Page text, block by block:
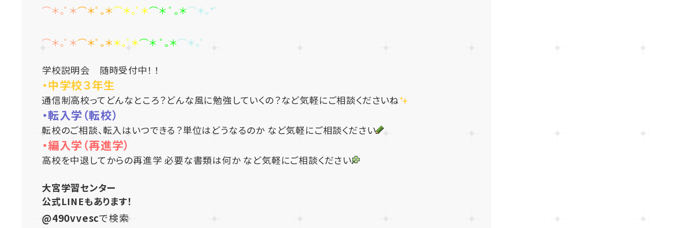
⌒＊｡ﾟ＊⌒＊ﾟ｡＊⌒＊｡ﾟ＊⌒＊ ﾟ｡＊⌒＊｡*ﾟ
⌒＊｡ﾟ＊⌒＊ﾟ｡＊＊｡ﾟ＊⌒＊ ﾟ｡＊⌒＊｡ﾟ
学校説明会 随時受付中！ ！
・中学校３年生
通信制高校ってどんなところ？どんな風に勉強していくの？など気軽にご相談くださいね
・転入学（転校）
転校のご相談、転入はいつできる？単位はどうなるのか など気軽にご相談ください
・編入学（再進学）
高校を中退してからの再進学 必要な書類は何か など気軽にご相談ください
大宮学習センター
公式LINEもあります！
@490vvescで検索